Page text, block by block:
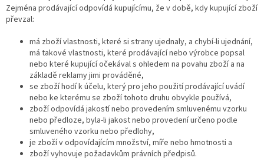
Zejména prodávající odpovídá kupujícímu, že v době, kdy kupující zboží
převzal:
má zboží vlastnosti, které si strany ujednaly, a chybí-li ujednání,
má takové vlastnosti, které prodávající nebo výrobce popsal
nebo které kupující očekával s ohledem na povahu zboží a na
základě reklamy jimi prováděné,
se zboží hodí k účelu, který pro jeho použití prodávající uvádí
nebo ke kterému se zboží tohoto druhu obvykle používá,
zboží odpovídá jakostí nebo provedením smluvenému vzorku
nebo předloze, byla-li jakost nebo provedení určeno podle
smluveného vzorku nebo předlohy,
je zboží v odpovídajícím množství, míře nebo hmotnosti a
zboží vyhovuje požadavkům právních předpisů.